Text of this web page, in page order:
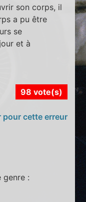
son corps, il
a pu être
se
et à
98 vote(s)
pour cette erreur
genre :